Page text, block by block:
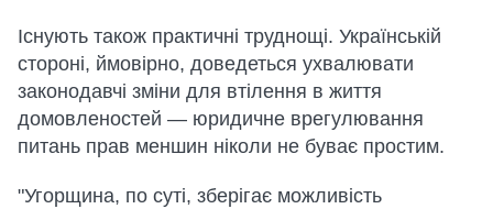
Існують також практичні труднощі. Українській
стороні, ймовірно, доведеться ухвалювати
законодавчі зміни для втілення в життя
домовленостей — юридичне врегулювання
питань прав меншин ніколи не буває простим.
"Угорщина, по суті, зберігає можливість